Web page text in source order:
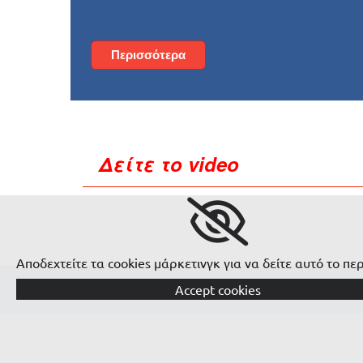
Περισσότερα
Δείτε το video
Αποδεχτείτε τα cookies μάρκετινγκ για να δείτε αυτό το
Accept cookies